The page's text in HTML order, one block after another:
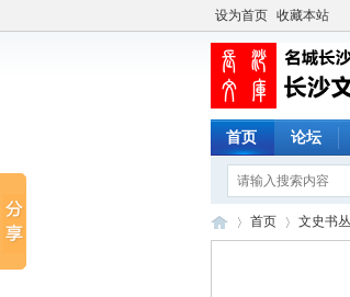
设为首页 收藏本站
首页 论坛
首页 文史书丛